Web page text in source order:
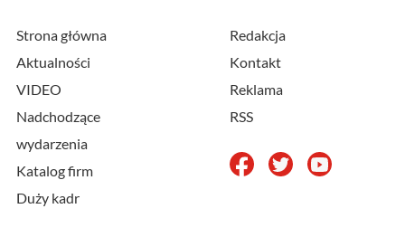
Strona główna
Aktualności
VIDEO
Nadchodzące
wydarzenia
Katalog firm
Duży kadr
Redakcja
Kontakt
Reklama
RSS